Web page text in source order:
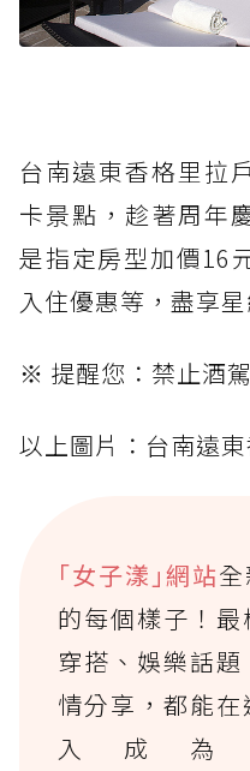
台南遠東香格里拉
卡景點，趁著周年
是指定房型加價16
入住優惠等，盡享
※ 提醒您：禁止酒
以上圖片：台南遠
｢女子漾｣網站
的每個樣子！
穿搭、娛樂話
情分享，都能
入成為